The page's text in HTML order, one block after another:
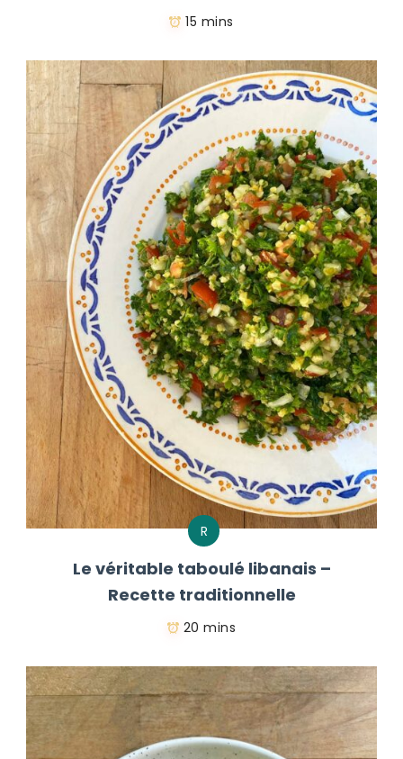
15 mins
R
Le véritable taboulé libanais –
Recette traditionnelle
20 mins